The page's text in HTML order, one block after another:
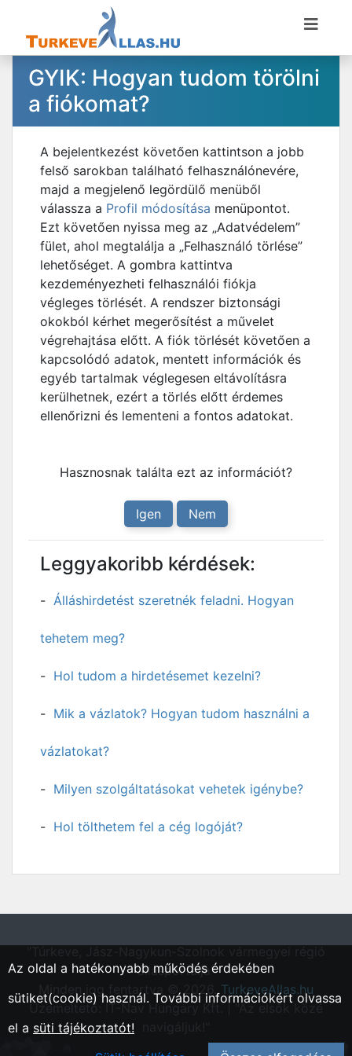
GYIK: Hogyan tudom törölni
a fiókomat?
A bejelentkezést követően kattintson a jobb
felső sarokban található felhasználónevére,
majd a megjelenő legördülő menüből
válassza a Profil módosítása menüpontot.
Ezt követően nyissa meg az „Adatvédelem”
fület, ahol megtalálja a „Felhasználó törlése”
lehetőséget. A gombra kattintva
kezdeményezheti felhasználói fiókja
végleges törlését. A rendszer biztonsági
okokból kérhet megerősítést a művelet
végrehajtása előtt. A fiók törlését követően a
kapcsolódó adatok, mentett információk és
egyéb tartalmak véglegesen eltávolításra
kerülhetnek, ezért a törlés előtt érdemes
ellenőrizni és lementeni a fontos adatokat.
Hasznosnak találta ezt az információt?
Igen Nem
Leggyakoribb kérdések:
Álláshirdetést szeretnék feladni. Hogyan
tehetem meg?
Hol tudom a hirdetésemet kezelni?
Mik a vázlatok? Hogyan tudom használni a
vázlatokat?
Milyen szolgáltatásokat vehetek igénybe?
Hol tölthetem fel a cég logóját?
állásportálja"
Minden jog fentartva © 2026.TurkeveAllas.hu
Üzemeltető: IT-Nav Hungary Kft. | "Az elsők közé
Az oldal a hatékonyabb működés érdekében
sütiket(cookie) használ. További információkért olvassa
el a süti tájékoztatót!